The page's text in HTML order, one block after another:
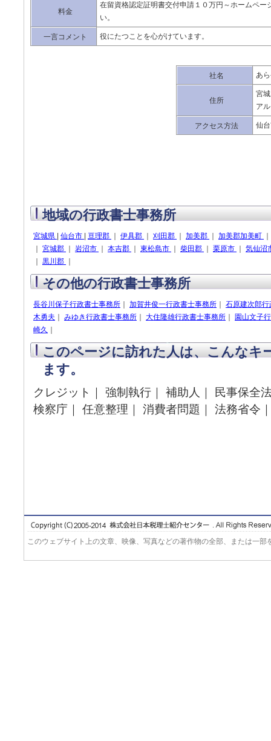
料金
在留資格認定証明書交付申請１０万円～ホームペ
い。
一言コメント 役にたつことを心がけています。
社名 あ
住所
宮
ア
アクセス方法 仙
地域の行政書士事務所
宮城県 仙台市 亘理郡 伊具郡 刈田郡 加美郡 加美郡加美町
宮城郡 岩沼市 本吉郡 東松島市 柴田郡 栗原市
気仙沼
黒川郡
その他の行政書士事務所
長谷川保子行政書士事務所 加賀井俊一行政書士事務所
石原建次郎
木勇夫
みゆき行政書士事務所 大住隆雄行政書士事務所
園山文子
崎久
このページに訪れた人は、こんなキ
ます。
クレジット｜ 強制執行｜ 補助人｜ 民事保全
検察庁｜ 任意整理｜ 消費者問題｜ 法務省令
このウェブサイト上の文章、映像、写真などの著作物の全部、または一